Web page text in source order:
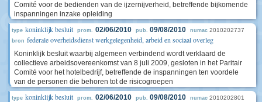
Comité voor de bedienden van de ijzernijverheid, betreffende bijkomende
inspanningen inzake opleiding
type koninklijk besluit prom. 02/06/2010 pub. 09/08/2010 numac 2010202737
bron federale overheidsdienst werkgelegenheid, arbeid en sociaal overleg
Koninklijk besluit waarbij algemeen verbindend wordt verklaard de
collectieve arbeidsovereenkomst van 8 juli 2009, gesloten in het Paritair
Comité voor het hotelbedrijf, betreffende de inspanningen ten voordele
van de personen die behoren tot de risicogroepen
type koninklijk besluit prom. 02/06/2010 pub. 09/08/2010 numac 2010202801